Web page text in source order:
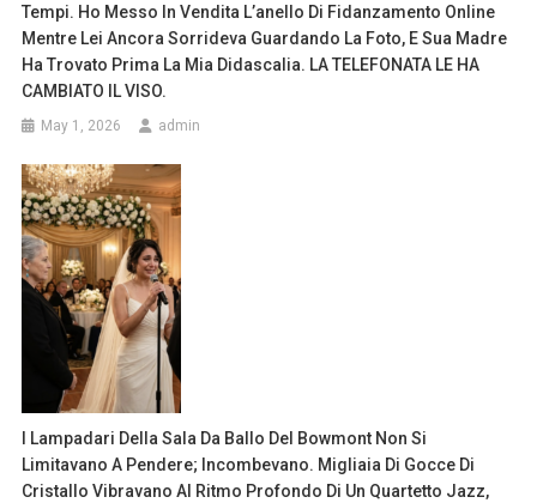
Tempi. Ho Messo In Vendita L’anello Di Fidanzamento Online
Mentre Lei Ancora Sorrideva Guardando La Foto, E Sua Madre
Ha Trovato Prima La Mia Didascalia. LA TELEFONATA LE HA
CAMBIATO IL VISO.
May 1, 2026 admin
I Lampadari Della Sala Da Ballo Del Bowmont Non Si
Limitavano A Pendere; Incombevano. Migliaia Di Gocce Di
Cristallo Vibravano Al Ritmo Profondo Di Un Quartetto Jazz,